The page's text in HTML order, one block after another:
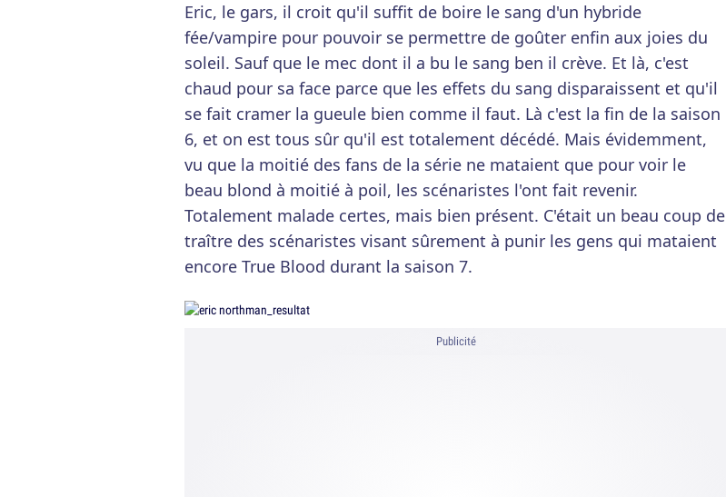
Eric, le gars, il croit qu'il suffit de boire le sang d'un hybride
fée/vampire pour pouvoir se permettre de goûter enfin aux joies du
soleil. Sauf que le mec dont il a bu le sang ben il crève. Et là, c'est
chaud pour sa face parce que les effets du sang disparaissent et qu'il
se fait cramer la gueule bien comme il faut. Là c'est la fin de la saison
6, et on est tous sûr qu'il est totalement décédé. Mais évidemment,
vu que la moitié des fans de la série ne mataient que pour voir le
beau blond à moitié à poil, les scénaristes l'ont fait revenir.
Totalement malade certes, mais bien présent. C'était un beau coup de
traître des scénaristes visant sûrement à punir les gens qui mataient
encore True Blood durant la saison 7.
Publicité